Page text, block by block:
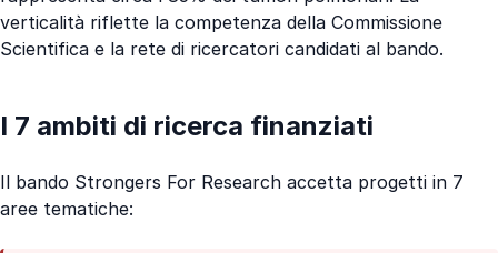
verticalità riflette la competenza della Commissione
Scientifica e la rete di ricercatori candidati al bando.
I 7 ambiti di ricerca finanziati
Il bando Strongers For Research accetta progetti in 7
aree tematiche: